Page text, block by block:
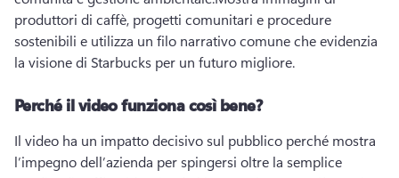
produttori di caffè, progetti comunitari e procedure
sostenibili e utilizza un filo narrativo comune che evidenzia
la visione di Starbucks per un futuro migliore.
Perché il video funziona così bene?
Il video ha un impatto decisivo sul pubblico perché mostra
l’impegno dell’azienda per spingersi oltre la semplice